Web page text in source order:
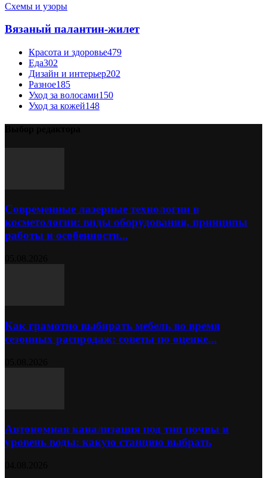
Схемы и узоры
Вязаный палантин-жилет
Красота и здоровье479
Еда302
Дизайн и интерьер202
Разное185
Уход за волосами150
Уход за кожей148
Современные лазерные технологии в
косметологии: виды оборудования, принципы
работы и особенности...
Как грамотно выбирать мебель во время
сезонных распродаж: советы по оценке...
Автономная канализация под тип почвы и
уровень воды: какую станцию выбрать